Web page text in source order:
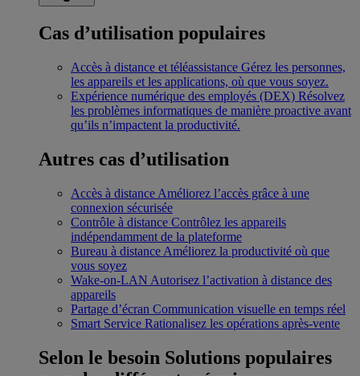
Cas d’utilisation populaires
Accès à distance et téléassistance Gérez les personnes,
les appareils et les applications, où que vous soyez.
Expérience numérique des employés (DEX) Résolvez
les problèmes informatiques de manière proactive avant
qu’ils n’impactent la productivité.
Autres cas d’utilisation
Accès à distance Améliorez l’accès grâce à une
connexion sécurisée
Contrôle à distance Contrôlez les appareils
indépendamment de la plateforme
Bureau à distance Améliorez la productivité où que
vous soyez
Wake-on-LAN Autorisez l’activation à distance des
appareils
Partage d’écran Communication visuelle en temps réel
Smart Service Rationalisez les opérations après-vente
Selon le besoin Solutions populaires